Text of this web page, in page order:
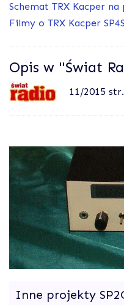
Schemat TRX Kacper na
Filmy o TRX Kacper
Opis w "Świat
11/2015
Inne projekty